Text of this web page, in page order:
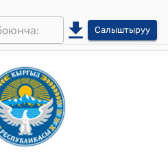
Салыштыруу